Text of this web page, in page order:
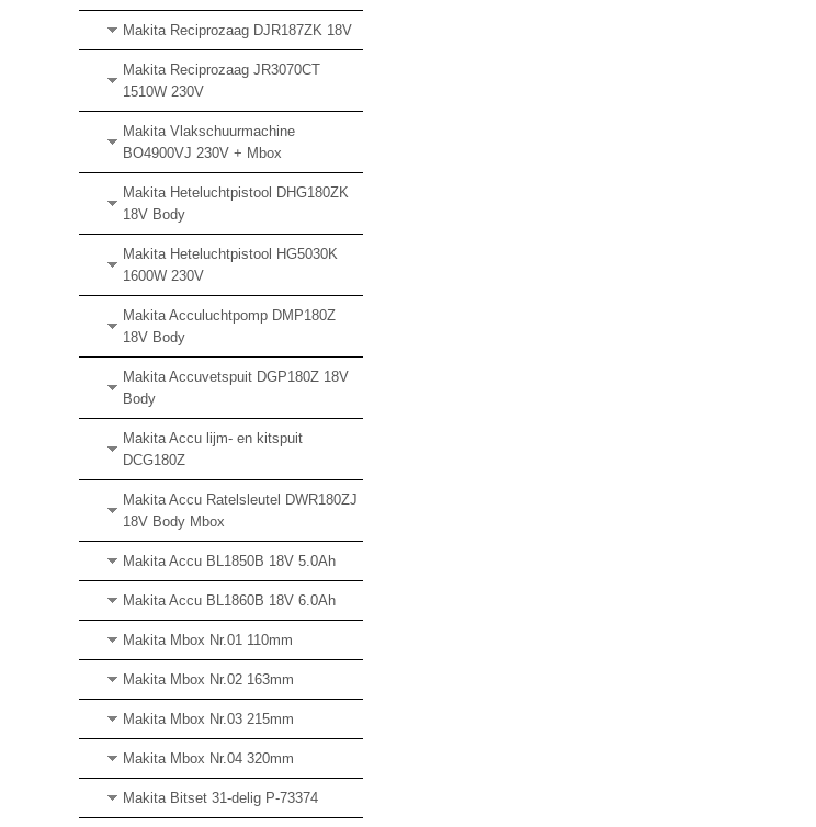
Makita Reciprozaag DJR187ZK 18V
Makita Reciprozaag JR3070CT
1510W 230V
Makita Vlakschuurmachine
BO4900VJ 230V + Mbox
Makita Heteluchtpistool DHG180ZK
18V Body
Makita Heteluchtpistool HG5030K
1600W 230V
Makita Acculuchtpomp DMP180Z
18V Body
Makita Accuvetspuit DGP180Z 18V
Body
Makita Accu lijm- en kitspuit
DCG180Z
Makita Accu Ratelsleutel DWR180ZJ
18V Body Mbox
Makita Accu BL1850B 18V 5.0Ah
Makita Accu BL1860B 18V 6.0Ah
Makita Mbox Nr.01 110mm
Makita Mbox Nr.02 163mm
Makita Mbox Nr.03 215mm
Makita Mbox Nr.04 320mm
Makita Bitset 31-delig P-73374